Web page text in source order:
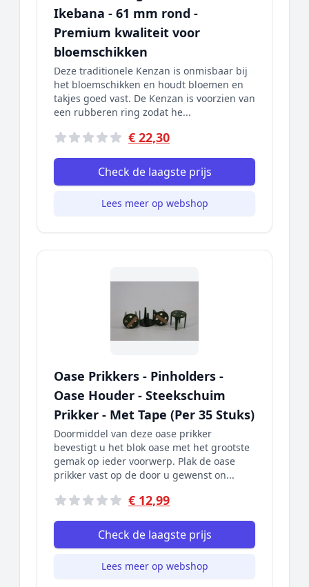
Ikebana - 61 mm rond -
Premium kwaliteit voor
bloemschikken
Deze traditionele Kenzan is onmisbaar bij
het bloemschikken en houdt bloemen en
takjes goed vast. De Kenzan is voorzien van
een rubberen ring zodat he...
€ 22,30
Check de laagste prijs
Lees meer op webshop
Oase Prikkers - Pinholders -
Oase Houder - Steekschuim
Prikker - Met Tape (Per 35 Stuks)
Doormiddel van deze oase prikker
bevestigt u het blok oase met het grootste
gemak op ieder voorwerp. Plak de oase
prikker vast op de door u gewenst on...
€ 12,99
Check de laagste prijs
Lees meer op webshop